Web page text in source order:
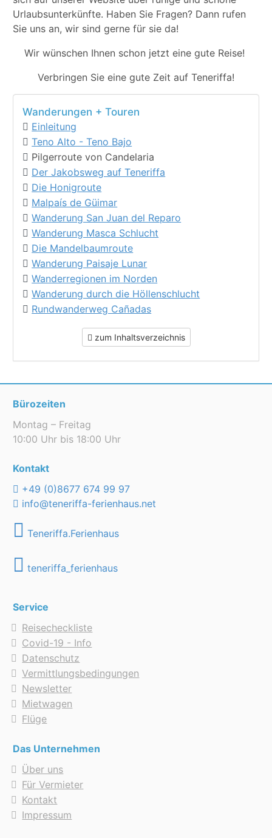
Urlaubsunterkünfte. Haben Sie Fragen? Dann rufen
Sie uns an, wir sind gerne für sie da!
Wir wünschen Ihnen schon jetzt eine gute Reise!
Verbringen Sie eine gute Zeit auf Teneriffa!
Wanderungen + Touren
Einleitung
Teno Alto - Teno Bajo
Pilgerroute von Candelaria
Der Jakobsweg auf Teneriffa
Die Honigroute
Malpaís de Güimar
Wanderung San Juan del Reparo
Wanderung Masca Schlucht
Die Mandelbaumroute
Wanderung Paisaje Lunar
Wanderregionen im Norden
Wanderung durch die Höllenschlucht
Rundwanderweg Cañadas
zum Inhaltsverzeichnis
Bürozeiten
Montag – Freitag
10:00 Uhr bis 18:00 Uhr
Kontakt
+49 (0)8677 674 99 97
info@teneriffa-ferienhaus.net
Teneriffa.Ferienhaus
teneriffa_ferienhaus
Service
Reisecheckliste
Covid-19 - Info
Datenschutz
Vermittlungsbedingungen
Newsletter
Mietwagen
Flüge
Das Unternehmen
Über uns
Für Vermieter
Kontakt
Impressum